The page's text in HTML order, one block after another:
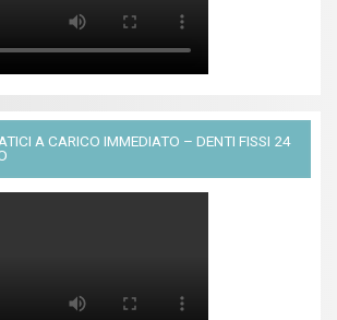
A CARICO IMMEDIATO – DENTI FISSI 24